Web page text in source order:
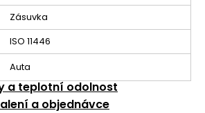
Zásuvka
ISO 11446
Auta
a teplotní odolnost
a objednávce